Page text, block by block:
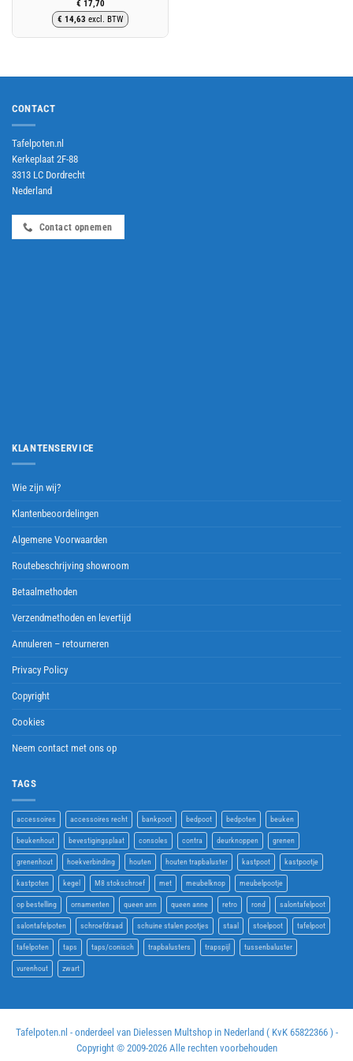
€ 17,70
€ 14,63 excl. BTW
CONTACT
Tafelpoten.nl
Kerkeplaat 2F-88
3313 LC Dordrecht
Nederland
Contact opnemen
KLANTENSERVICE
Wie zijn wij?
Klantenbeoordelingen
Algemene Voorwaarden
Routebeschrijving showroom
Betaalmethoden
Verzendmethoden en levertijd
Annuleren – retourneren
Privacy Policy
Copyright
Cookies
Neem contact met ons op
TAGS
accessoires accessoires recht bankpoot bedpoot bedpoten beuken
beukenhout bevestigingsplaat consoles contra deurknoppen grenen
grenenhout hoekverbinding houten houten trapbaluster kastpoot kastpootje
kastpoten kegel M8 stokschroef met meubelknop meubelpootje
op bestelling ornamenten queen ann queen anne retro rond salontafelpoot
salontafelpoten schroefdraad schuine stalen pootjes staal stoelpoot tafelpoot
tafelpoten taps taps/conisch trapbalusters trapspijl tussenbaluster
vurenhout zwart
Tafelpoten.nl - onderdeel van Dielessen Multshop in Nederland ( KvK 65822366 ) -
Copyright © 2009-2026 Alle rechten voorbehouden